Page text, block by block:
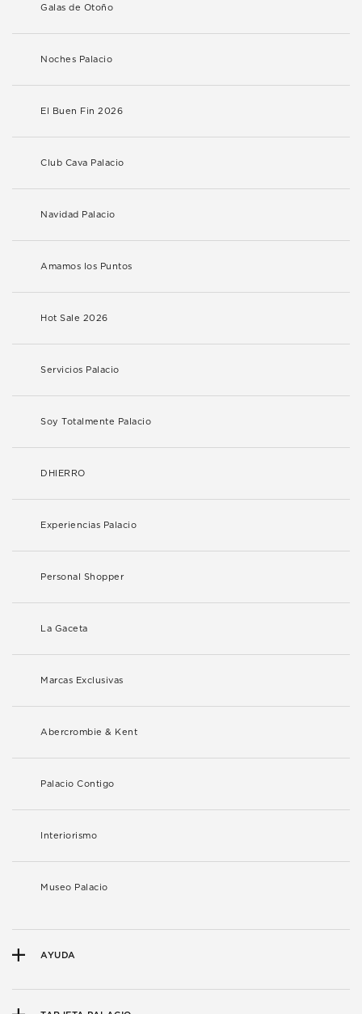
Galas de Otoño
Noches Palacio
El Buen Fin 2026
Club Cava Palacio
Navidad Palacio
Amamos los Puntos
Hot Sale 2026
Servicios Palacio
Soy Totalmente Palacio
DHIERRO
Experiencias Palacio
Personal Shopper
La Gaceta
Marcas Exclusivas
Abercrombie & Kent
Palacio Contigo
Interiorismo
Museo Palacio
AYUDA